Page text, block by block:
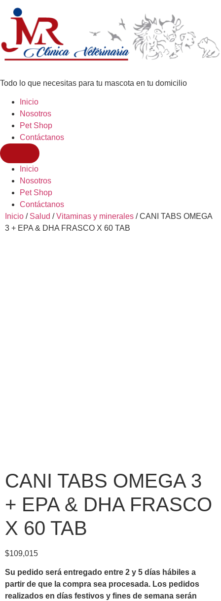
Todo lo que necesitas para tu mascota en tu domicilio
Inicio
Nosotros
Pet Shop
Contáctanos
Inicio
Nosotros
Pet Shop
Contáctanos
Inicio / Salud /Vitaminas y minerales / CANI TABS OMEGA
3 + EPA & DHA FRASCO X 60 TAB
CANI TABS OMEGA 3
+ EPA & DHA FRASCO
X 60 TAB
$109,015
Su pedido será entregado entre 2 y 5 días hábiles a
partir de que la compra sea procesada. Los pedidos
realizados en días festivos y fines de semana serán